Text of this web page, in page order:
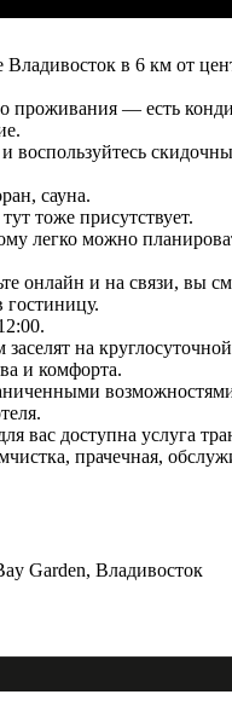
Владивосток в 6 км от
проживания — есть
воспользуйтесь
сауна.
тоже присутствует.
легко можно
онлайн и на связи, вы
гостиницу.
на
и комфорта.
вас доступна услуга
прачечная,
Garden, Владивосток